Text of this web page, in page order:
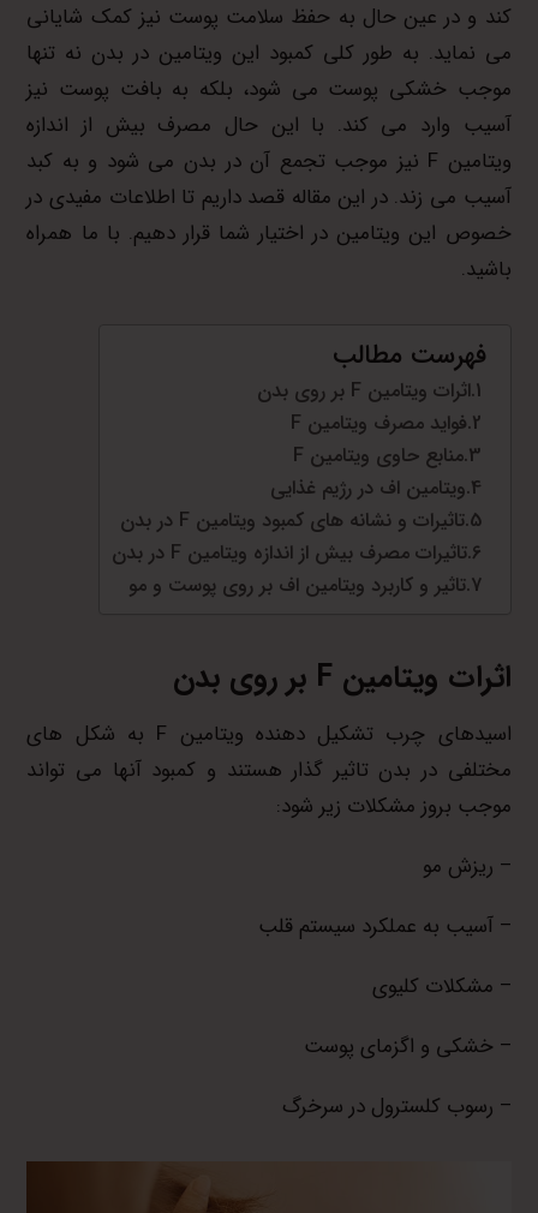
کند و در عین حال به حفظ سلامت پوست نیز کمک شایانی
می نماید. به طور کلی کمبود این ویتامین در بدن نه تنها
موجب خشکی پوست می شود، بلکه به بافت پوست نیز
آسیب وارد می کند. با این حال مصرف بیش از اندازه
ویتامین F نیز موجب تجمع آن در بدن می شود و به کبد
آسیب می زند. در این مقاله قصد داریم تا اطلاعات مفیدی در
خصوص این ویتامین در اختیار شما قرار دهیم. با ما همراه
باشید.
فهرست مطالب
اثرات ویتامین F بر روی بدن
فواید مصرف ویتامین F
منابع حاوی ویتامین F
ویتامین اف در رژیم غذایی
تاثیرات و نشانه های کمبود ویتامین F در بدن
تاثیرات مصرف بیش از اندازه ویتامین F در بدن
تاثیر و کاربرد ویتامین اف بر روی پوست و مو
اثرات ویتامینF بر روی بدن
اسیدهای چرب تشکیل دهنده ویتامین F به شکل های
مختلفی در بدن تاثیر گذار هستند و کمبود آنها می تواند
موجب بروز مشکلات زیر شود:
– ریزش مو
– آسیب به عملکرد سیستم قلب
– مشکلات کلیوی
– خشکی و اگزمای پوست
– رسوب کلسترول در سرخرگ